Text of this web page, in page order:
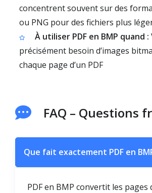
concentrent souvent sur des
ou PNG pour des fichiers plus
À utiliser PDF en BMP quand :
précisément besoin d’images
chaque page d’un PDF
FAQ – Questions
Que fait exactement PDF en
PDF en BMP convertit les pages